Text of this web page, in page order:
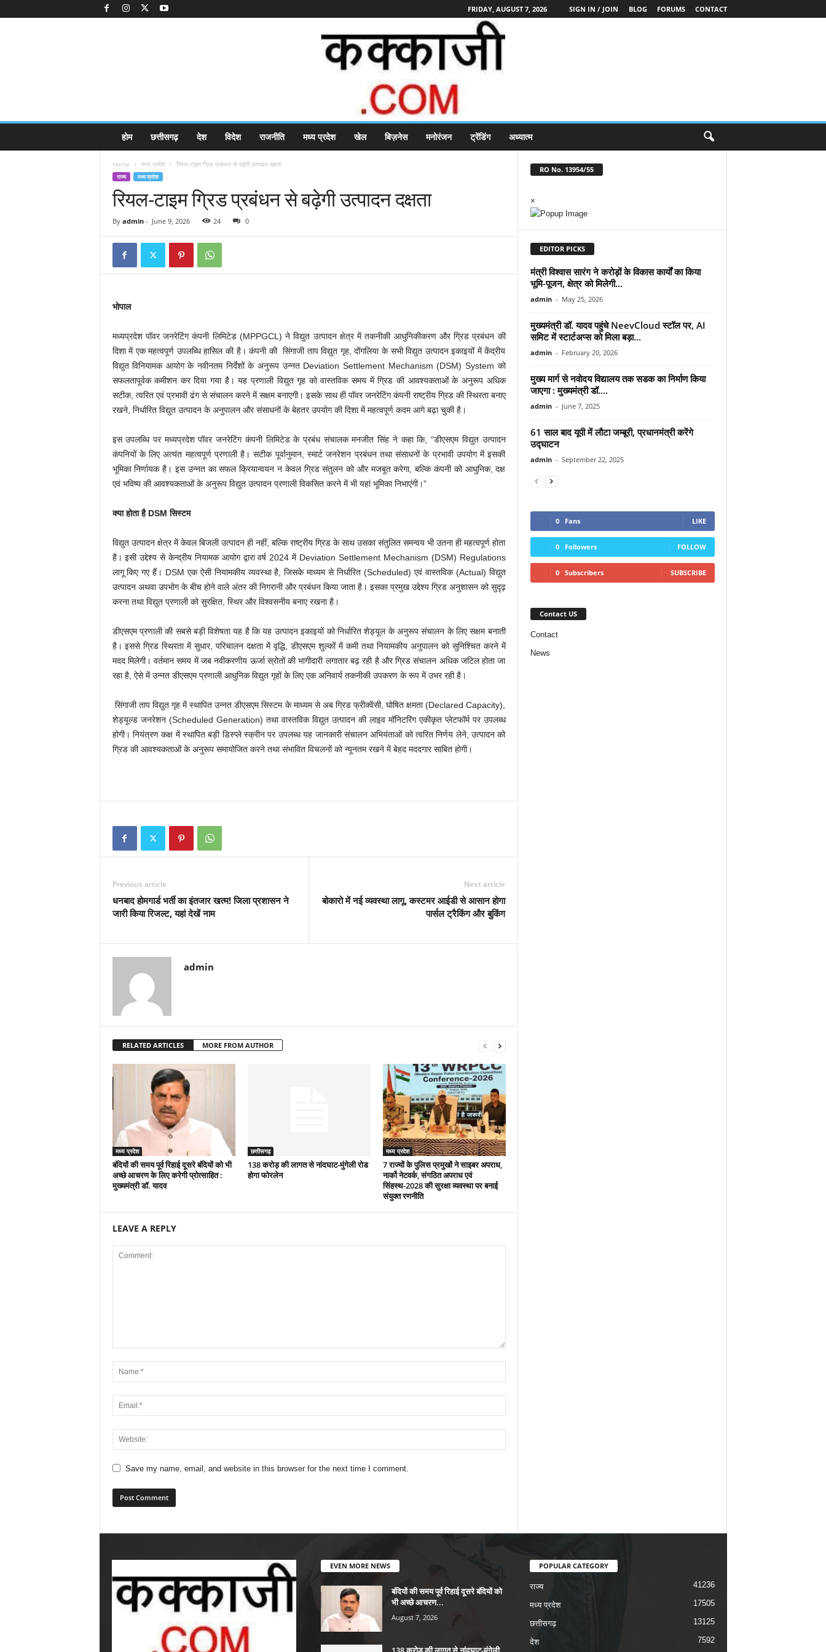
FRIDAY, AUGUST 7, 2026 SIGN IN / JOIN BLOG FORUMS CONTACT
k
होम छत्तीसगढ़ देश विदेश राजनीति मध्य प्रदेश खेल बिज़नेस मनोरंजन ट्रेंडिंग अध्यात्म
Home मध्य प्रदेश रियल-टाइम ग्रिड प्रबंधन से बढ़ेगी उत्पादन दक्षता
राज्य मध्य प्रदेश
रियल-टाइम ग्रिड प्रबंधन से बढ़ेगी उत्पादन दक्षता
By admin- June 9, 2026 24 0
भोपाल
मध्यप्रदेश पॉवर जनरेटिंग कंपनी लिमिटेड (MPPGCL) ने विद्युत उत्पादन क्षेत्र में तकनीकी आधुनिकीकरण और ग्रिड प्रबंधन की
दिशा में एक महत्वपूर्ण उपलब्धि हासिल की है। कंपनी की सिंगाजी ताप विद्युत गृह, दोंगलिया के सभी विद्युत उत्पादन इकाइयों में केंद्रीय
विद्युत विनियामक आयोग के नवीनतम निर्देशों के अनुरूप उन्नत Deviation Settlement Mechanism (DSM) System को
सफलतापूर्वक कमीशन कर दिया गया है। यह प्रणाली विद्युत गृह को वास्तविक समय में ग्रिड की आवश्यकताओं के अनुरूप अधिक
सटीक, त्वरित एवं प्रभावी ढंग से संचालन करने में सक्षम बनाएगी। इसके साथ ही पॉवर जनरेटिंग कंपनी राष्ट्रीय ग्रिड की स्थिरता बनाए
रखने, निर्धारित विद्युत उत्पादन के अनुपालन और संसाधनों के बेहतर उपयोग की दिशा में महत्वपूर्ण कदम आगे बढ़ा चुकी है।
इस उपलब्धि पर मध्यप्रदेश पॉवर जनरेटिंग कंपनी लिमिटेड के प्रबंध संचालक मनजीत सिंह ने कहा कि, “डीएसएम विद्युत उत्पादन
कंपनियों के लिए अत्यंत महत्वपूर्ण प्रणाली है। सटीक पूर्वानुमान, स्मार्ट जनरेशन प्रबंधन तथा संसाधनों के प्रभावी उपयोग में इसकी
भूमिका निर्णायक है। इस उन्नत का सफल क्रियान्वयन न केवल ग्रिड संतुलन को और मजबूत करेगा, बल्कि कंपनी को आधुनिक, दक्ष
एवं भविष्य की आवश्यकताओं के अनुरूप विद्युत उत्पादन प्रणाली विकसित करने में भी यहां भूमिका निभाएंगी।”
क्या होता है DSM सिस्टम
विद्युत उत्पादन क्षेत्र में केवल बिजली उत्पादन ही नहीं, बल्कि राष्ट्रीय ग्रिड के साथ उसका संतुलित समन्वय भी उतना ही महत्वपूर्ण होता
है। इसी उद्देश्य से केन्द्रीय नियामक आयोग द्वारा वर्ष 2024 में Deviation Settlement Mechanism (DSM) Regulations
लागू किए गए हैं। DSM एक ऐसी नियामकीय व्यवस्था है, जिसके माध्यम से निर्धारित (Scheduled) एवं वास्तविक (Actual) विद्युत
उत्पादन अथवा उपभोग के बीच होने वाले अंतर की निगरानी और प्रबंधन किया जाता है। इसका प्रमुख उद्देश्य ग्रिड अनुशासन को सुदृढ़
करना तथा विद्युत प्रणाली को सुरक्षित, स्थिर और विश्वसनीय बनाए रखना है।
डीएसएम प्रणाली की सबसे बड़ी विशेषता यह है कि यह उत्पादन इकाइयों को निर्धारित शेड्यूल के अनुरूप संचालन के लिए सक्षम बनाती
है। इससे ग्रिड स्थिरता में सुधार, परिचालन दक्षता में वृद्धि, डीएसएम शुल्कों में कमी तथा नियामकीय अनुपालन को सुनिश्चित करने में
मदद मिलेगी। वर्तमान समय में जब नवीकरणीय ऊर्जा स्रोतों की भागीदारी लगातार बढ़ रही है और ग्रिड संचालन अधिक जटिल होता जा
रहा है, ऐसे में उन्नत डीएसएम प्रणाली आधुनिक विद्युत गृहों के लिए एक अनिवार्य तकनीकी उपकरण के रूप में उभर रही है।
सिंगाजी ताप विद्युत गृह में स्थापित उन्नत डीएसएम सिस्टम के माध्यम से अब ग्रिड फ्रीक्वेंसी, घोषित क्षमता (Declared Capacity),
शेड्यूल्ड जनरेशन (Scheduled Generation) तथा वास्तविक विद्युत उत्पादन की लाइव मॉनिटरिंग एकीकृत प्लेटफॉर्म पर उपलब्ध
होगी। नियंत्रण कक्ष में स्थापित बड़ी डिस्प्ले स्क्रीन पर उपलब्ध यह जानकारी संचालन अभियंताओं को त्वरित निर्णय लेने, उत्पादन को
ग्रिड की आवश्यकताओं के अनुरूप समायोजित करने तथा संभावित विचलनों को न्यूनतम रखने में बेहद मददगार साबित होगी।
Previous article
धनबाद होमगार्ड भर्ती का इंतजार खत्म! जिला प्रशासन ने
जारी किया रिजल्ट, यहां देखें नाम
Next article
बोकारो में नई व्यवस्था लागू, कस्टमर आईडी से आसान होगा
पार्सल ट्रैकिंग और बुकिंग
admin
RELATED ARTICLES MORE FROM AUTHOR
मध्य प्रदेश
बंदियों की समय पूर्व रिहाई दूसरे बंदियों को भी
अच्छे आचरण के लिए करेगी प्रोत्साहित :
मुख्यमंत्री डॉ. यादव
छत्तीसगढ़
138 करोड़ की लागत से नांदघाट-मुंगेली रोड
होगा फोरलेन
मध्य प्रदेश
7 राज्यों के पुलिस प्रमुखों ने साइबर अपराध,
नार्को नेटवर्क, संगठित अपराध एवं
सिंहस्थ-2028 की सुरक्षा व्यवस्था पर बनाई
संयुक्त रणनीति
LEAVE A REPLY
Save my name, email, and website in this browser for the next time I comment.
RO No. 13954/55
×
EDITOR PICKS
मंत्री विश्वास सारंग ने करोड़ों के विकास कार्यों का किया
भूमि-पूजन, क्षेत्र को मिलेगी...
admin - May 25, 2026
मुख्यमंत्री डॉ. यादव पहुंचे NeevCloud स्टॉल पर, AI
समिट में स्टार्टअप्स को मिला बड़ा...
admin - February 20, 2026
मुख्य मार्ग से नवोदय विद्यालय तक सडक का निर्माण किया
जाएगा : मुख्यमंत्री डॉ....
admin - June 7, 2025
61 साल बाद यूपी में लौटा जम्बूरी, प्रधानमंत्री करेंगे
उद्घाटन
admin - September 22, 2025
0 Fans LIKE
0 Followers FOLLOW
0 Subscribers SUBSCRIBE
Contact US
Contact
News
EVEN MORE NEWS
बंदियों की समय पूर्व रिहाई दूसरे बंदियों को
भी अच्छे आचरण...
August 7, 2026
POPULAR CATEGORY
राज्य 41236
मध्य प्रदेश 17505
छत्तीसगढ़ 13125
देश 7592